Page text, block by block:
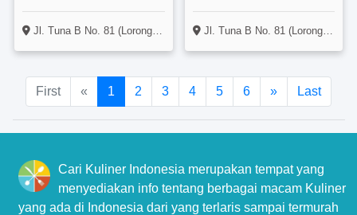
Jl. Tuna B No. 81 (Lorong MultiMart), Singkil, Manado Jl. Tuna B No. 81 (Lorong MultiMart), Singkil, Manado
First « 1 2 3 4 5 6 » Last
Cari Kuliner Indonesia merupakan tempat yang
menyediakan info tentang berbagai macam Kuliner
yang ada di Indonesia dari yang terlaris sampai termurah